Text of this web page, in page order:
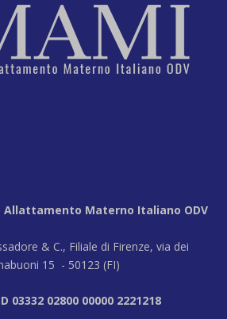
Allattamento Materno Italiano ODV
& C., Filiale di Firenze, via dei
15 - 50123 (FI)
03332 02800 00000 2221218